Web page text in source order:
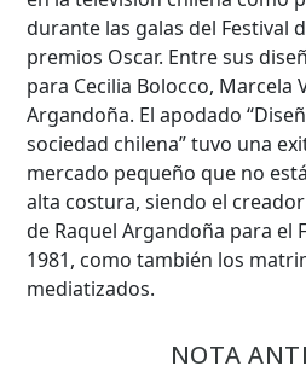
durante las galas del Festival
premios Oscar. Entre sus
para Cecilia Bolocco, Marcela
Argandoña. El apodado
sociedad chilena” tuvo una
mercado pequeño que no
alta costura, siendo el
de Raquel Argandoña para el
1981, como también los
mediatizados.
NOTA
Desde...
Hasta...